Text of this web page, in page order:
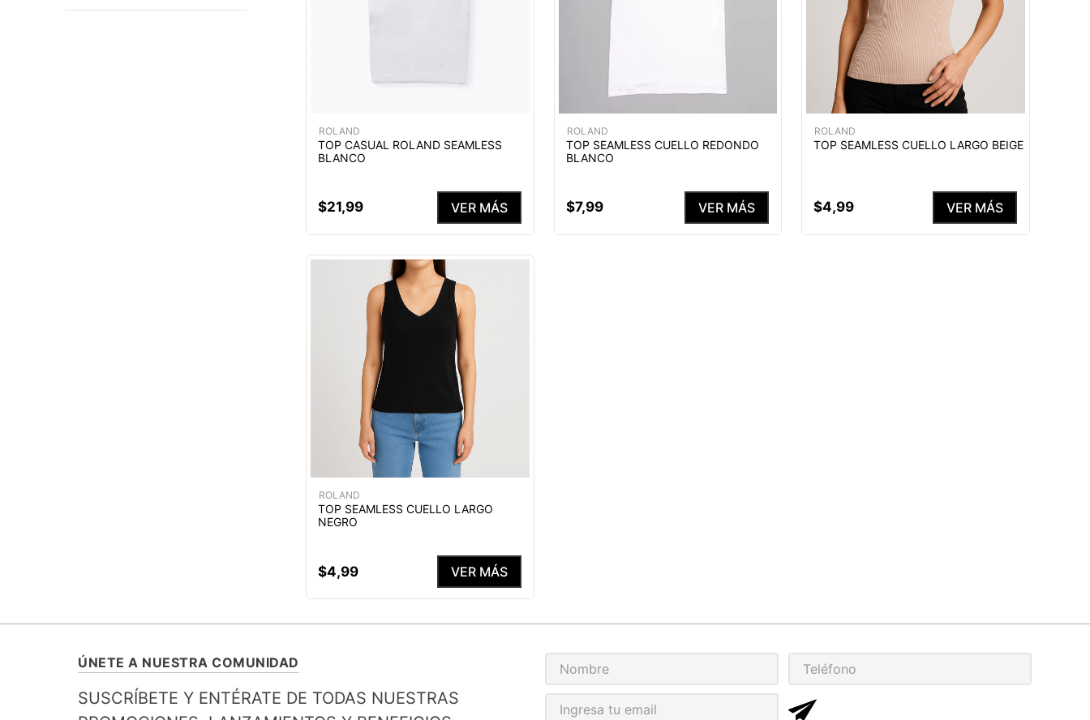
ROLAND
TOP CASUAL ROLAND SEAMLESS
BLANCO
$21,99 VER MÁS
ROLAND
TOP SEAMLESS CUELLO REDONDO
BLANCO
$7,99 VER MÁS
ROLAND
TOP SEAMLESS CUELLO LARGO BEIGE
$4,99 VER MÁS
ROLAND
TOP SEAMLESS CUELLO LARGO
NEGRO
$4,99 VER MÁS
ÚNETE A NUESTRA COMUNIDAD
SUSCRÍBETE Y ENTÉRATE DE TODAS NUESTRAS